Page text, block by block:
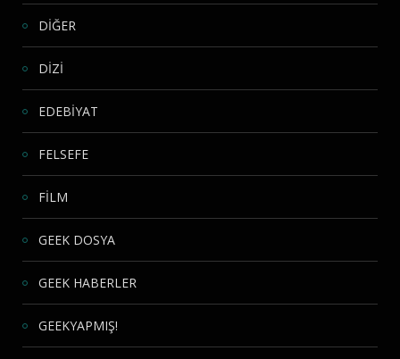
DİĞER
DİZİ
EDEBİYAT
FELSEFE
FİLM
GEEK DOSYA
GEEK HABERLER
GEEKYAPMIŞ!